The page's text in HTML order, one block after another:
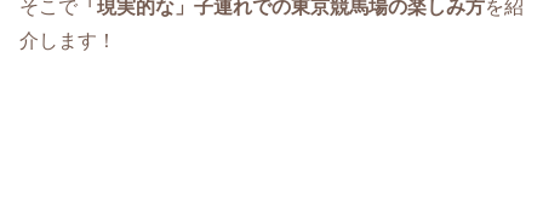
そこで 「現実的な」子連れでの東京競馬場の楽しみ方を紹
介します！